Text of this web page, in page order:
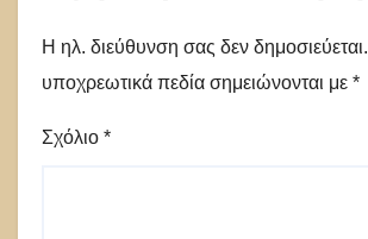
Η ηλ. διεύθυνση σας δεν δημοσιεύεται.
υποχρεωτικά πεδία σημειώνονται με *
Σχόλιο *